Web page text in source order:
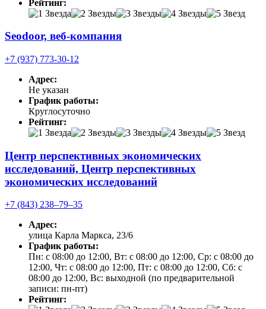
Рейтинг:
Seodoor, веб-компания
+7 (937) 773-30-12
Адрес:
Не указан
График работы:
Круглосуточно
Рейтинг:
Центр перспективных экономических
исследований, Центр перспективных
экономических исследований
+7 (843) 238‒79‒35
Адрес:
улица Карла Маркса, 23/6
График работы:
Пн: с 08:00 до 12:00, Вт: с 08:00 до 12:00, Ср: с 08:00 до
12:00, Чт: с 08:00 до 12:00, Пт: с 08:00 до 12:00, Сб: с
08:00 до 12:00, Вс: выходной (по предварительной
записи: пн-пт)
Рейтинг: